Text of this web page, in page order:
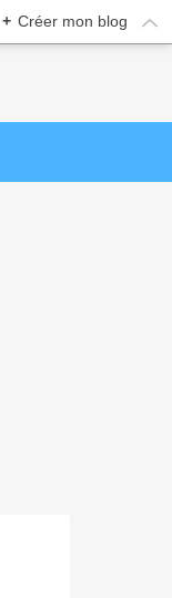
+ Créer mon blog